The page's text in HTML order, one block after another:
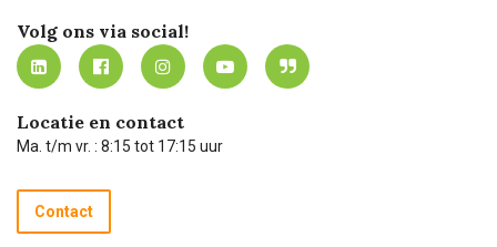
Werken bij Carel Lurvink
MVO
Mijn Carel Lurvink
Mijn Carel Lurvink instructievideo's
Carel Lurvink App
Hulp op afstand
Technische dienst
Recycle programma
Betalen
Innovation LAB
Tevreden klanten
Carel Lurvink Blog
Carel de podcast
Volg ons via social!
Locatie en contact
Ma. t/m vr. : 8:15 tot 17:15 uur
Contact